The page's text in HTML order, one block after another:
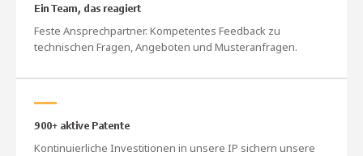
Ein Team, das reagiert
Feste Ansprechpartner. Kompetentes Feedback zu
technischen Fragen, Angeboten und Musteranfragen.
900+ aktive Patente
Kontinuierliche Investitionen in unsere IP sichern unsere